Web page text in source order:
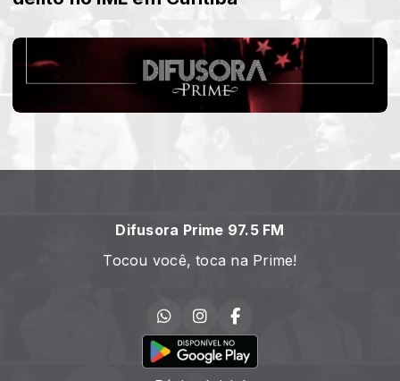
Difusora Prime 97.5 FM
Tocou você, toca na Prime!